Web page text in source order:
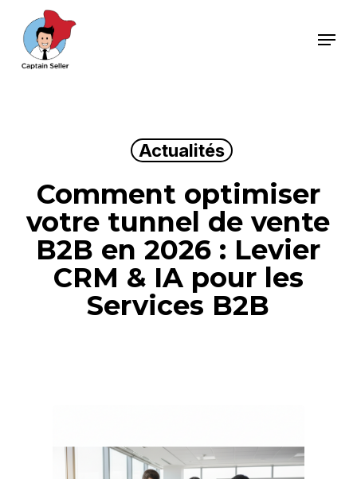
main
Menu
Actualités
Comment optimiser
votre tunnel de vente
B2B en 2026 : Levier
CRM & IA pour les
Services B2B